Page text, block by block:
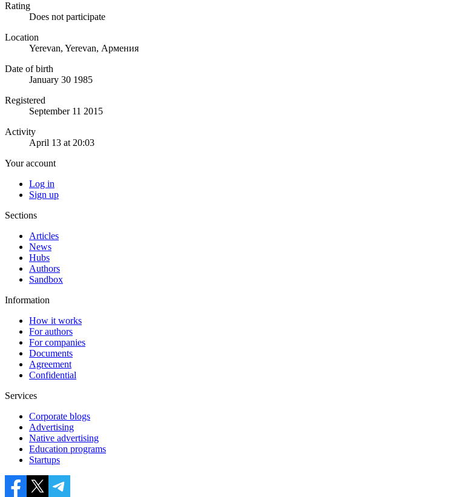
Rating
Does not participate
Location
Yerevan, Yerevan, Армения
Date of birth
January 30 1985
Registered
September 11 2015
Activity
April 13 at 20:03
Your account
Log in
Sign up
Sections
Articles
News
Hubs
Authors
Sandbox
Information
How it works
For authors
For companies
Documents
Agreement
Confidential
Services
Corporate blogs
Advertising
Native advertising
Education programs
Startups